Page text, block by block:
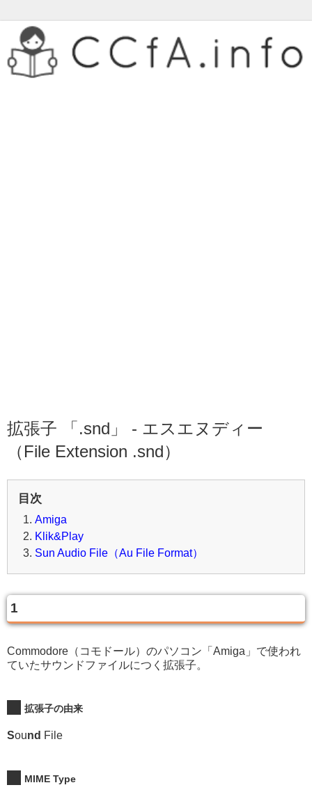
拡張子 「.snd」 - エスエヌディー
（File Extension .snd）
目次
Amiga
Klik&Play
Sun Audio File（Au File Format）
1
Commodore（コモドール）のパソコン「Amiga」で使われ
ていたサウンドファイルにつく拡張子。
拡張子の由来
Sound File
MIME Type